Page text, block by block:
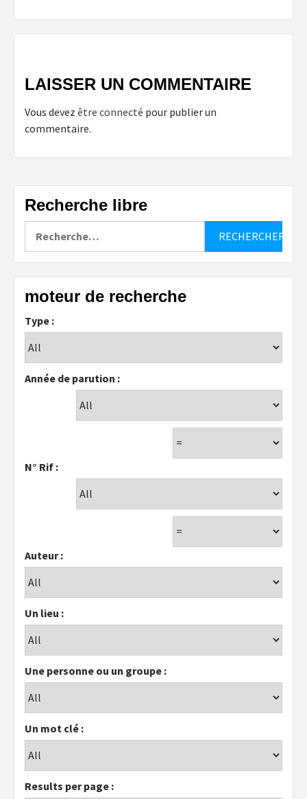
LAISSER UN COMMENTAIRE
Vous devez être connecté pour publier un
commentaire.
Recherche libre
moteur de recherche
Type :
Année de parution :
N° Rif :
Auteur :
Un lieu :
Une personne ou un groupe :
Un mot clé :
Results per page :